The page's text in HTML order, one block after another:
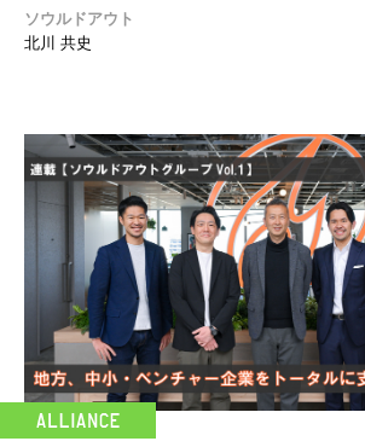
ソウルドアウト
北川 共史